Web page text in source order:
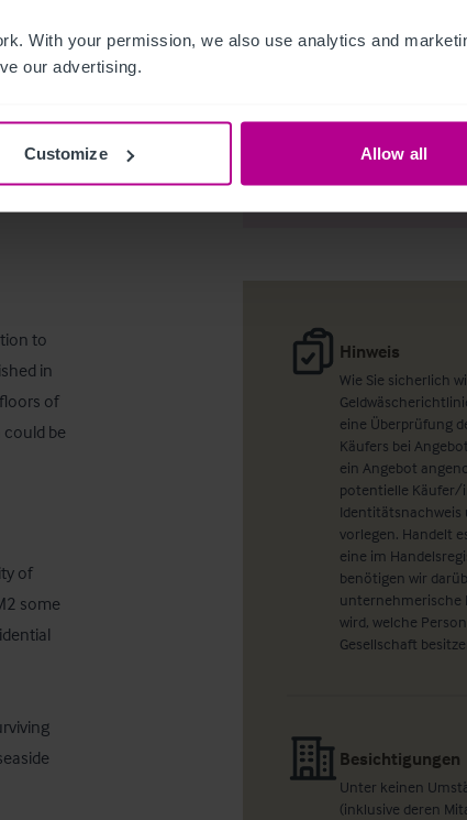
With your permission, we also use analytics and
our advertising.
Customize Allow all
to
in
of
be
of
some
Details herunterladen
Hinweis
Wie Sie sicherlich
eine Überprüfung
Käufers bei
ein Angebot
potentielle Käufer/
Identitätsnachweis
vorlegen. Handelt
eine im
benötigen wir
unternehmerische
wird, welche
Gesellschaft
Besichtigungen
Unter keinen
(inklusive deren